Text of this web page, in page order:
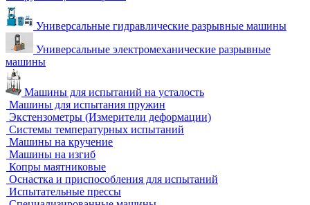
Оборудование для контроля геометрии
3D-сканеры
Аксессуары для метрологического оборудования
Видеоизмерительные машины
Координатно-измерительные машины
Лазерные трекеры
Мультисенсорные и видеоизмерительные машины
Оптические измерительные машины
Приборы для измерения профиля и формы
Промышленные томографы
Фрезерные станки с ЧПУ
Разрушающий контроль
Универсальные гидравлические разрывные машины
Универсальные электромеханические разрывные